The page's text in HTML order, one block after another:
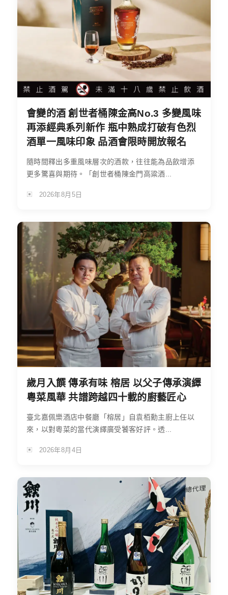
會變的酒 創世者桶陳金高No.3 多變風味
再添經典系列新作 瓶中熟成打破有色烈
酒單一風味印象 品酒會限時開放報名
隨時間釋出多重風味層次的酒款，往往能為品飲增添
更多驚喜與期待。「創世者桶陳金門高粱酒...
2026年8月5日
歲月入饌 傳承有味 榕居 以父子傳承演繹
粵菜風華 共譜跨越四十載的廚藝匠心
臺北嘉佩樂酒店中餐廳「榕居」自袁栢勳主廚上任以
來，以對粵菜的當代演繹廣受饕客好評。透...
2026年8月4日